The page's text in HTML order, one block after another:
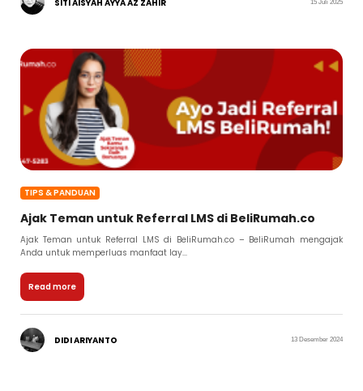
SITI AISYAH AYYA AZ ZAHIR 15 Juli 2025
TIPS & PANDUAN
Ajak Teman untuk Referral LMS di BeliRumah.co
Ajak Teman untuk Referral LMS di BeliRumah.co – BeliRumah mengajak
Anda untuk memperluas manfaat lay...
Read more
DIDI ARIYANTO 13 Desember 2024